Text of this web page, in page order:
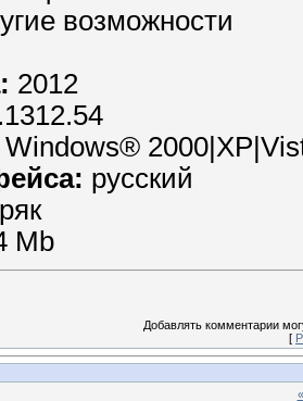
возможности
2012
Windows®
русский
Мb
Добавлять комментарии
[
«